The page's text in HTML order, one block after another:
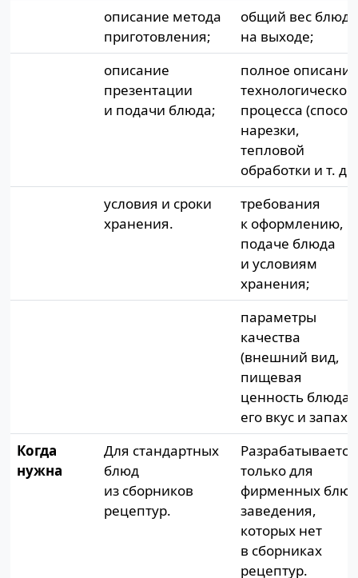
описание метода
приготовления;
общий вес блюда
на выходе;
описание
презентации
и подачи блюда;
полное
процесса (способ
нарезки,
тепловой
обработки и т.
условия и сроки
хранения.
требования
к оформлению,
подаче блюда
и условиям
хранения;
параметры
качества
(внешний вид,
пищевая
ценность блюда,
его вкус и запах).
Когда
нужна
Для стандартных
блюд
из сборников
рецептур.
Разрабатывается
только для
фирменных
заведения,
которых нет
в сборниках
рецептур.